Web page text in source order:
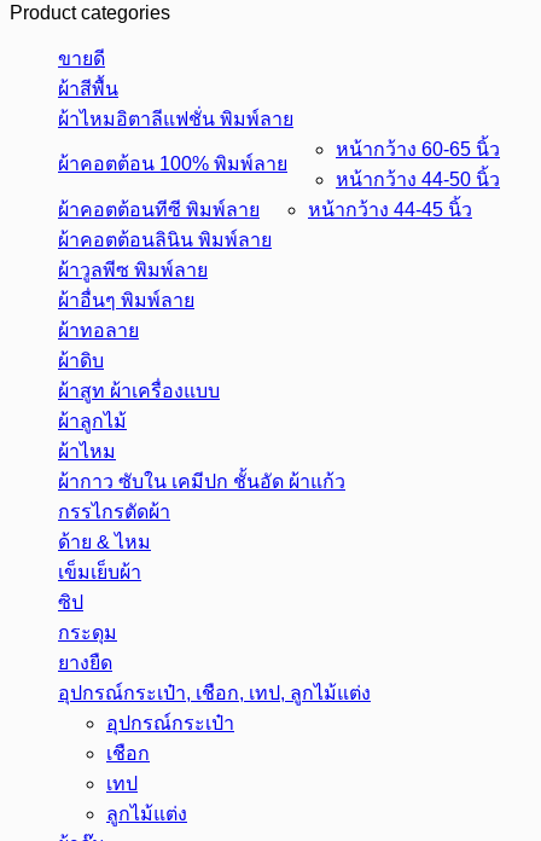
Product categories
ขายดี
ผ้าสีพื้น
ผ้าไหมอิตาลีแฟชั่น พิมพ์ลาย
ผ้าคอตต้อน 100% พิมพ์ลาย
หน้ากว้าง 60-65 นิ้ว
หน้ากว้าง 44-50 นิ้ว
ผ้าคอตต้อนทีซี พิมพ์ลาย
หน้ากว้าง 44-45 นิ้ว
ผ้าคอตต้อนลินิน พิมพ์ลาย
ผ้าวูลพีซ พิมพ์ลาย
ผ้าอื่นๆ พิมพ์ลาย
ผ้าทอลาย
ผ้าดิบ
ผ้าสูท ผ้าเครื่องแบบ
ผ้าลูกไม้
ผ้าไหม
ผ้ากาว ซับใน เคมีปก ชั้นอัด ผ้าแก้ว
กรรไกรตัดผ้า
ด้าย & ไหม
เข็มเย็บผ้า
ซิป
กระดุม
ยางยืด
อุปกรณ์กระเป๋า, เชือก, เทป, ลูกไม้แต่ง
อุปกรณ์กระเป๋า
เชือก
เทป
ลูกไม้แต่ง